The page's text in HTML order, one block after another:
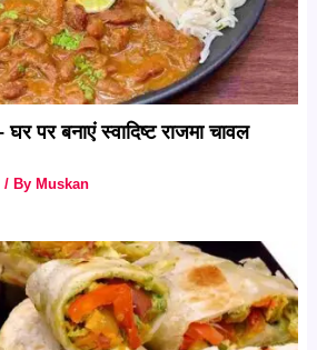
पर बनाएं स्वादिष्ट राजमा चावल
/ By Muskan